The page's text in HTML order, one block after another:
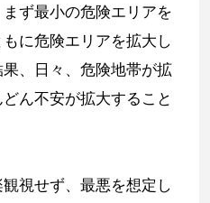
ず最小の危険エリアを
に危険エリアを拡大し
、日々、危険地帯が拡
ん不安が拡大すること
視せず、最悪を想定し